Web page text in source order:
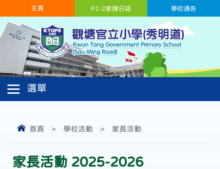
主頁 學校通告
P1-2家課日誌
首頁 > 學校活動 > 家長活動
家長活動 2025-2026